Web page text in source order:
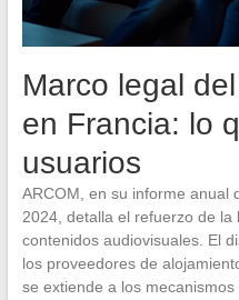
Marco legal
en Francia: lo
usuarios
ARCOM, en su informe anual
2024, detalla el refuerzo de
contenidos audiovisuales. El
los proveedores de
se extiende a los